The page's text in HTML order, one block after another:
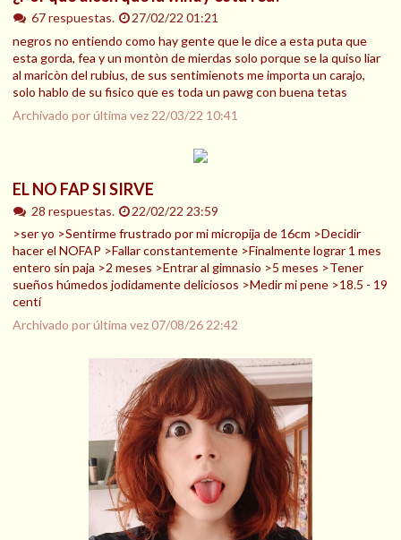
67 respuestas.
27/02/22 01:21
negros no entiendo como hay gente que le dice a esta puta que
esta gorda, fea y un montòn de mierdas solo porque se la quiso liar
al maricòn del rubius, de sus sentimienots me importa un carajo,
solo hablo de su fisico que es toda un pawg con buena tetas
Archivado por última vez 22/03/22 10:41
EL NO FAP SI SIRVE
28 respuestas.
22/02/22 23:59
>ser yo >Sentirme frustrado por mi micropija de 16cm >Decidir
hacer el NOFAP >Fallar constantemente >Finalmente lograr 1 mes
entero sin paja >2 meses >Entrar al gimnasio >5 meses >Tener
sueños húmedos jodidamente deliciosos >Medir mi pene >18.5 - 19
centí
Archivado por última vez07/08/26 22:42